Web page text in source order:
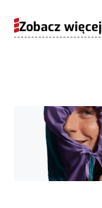
Zobacz więcej